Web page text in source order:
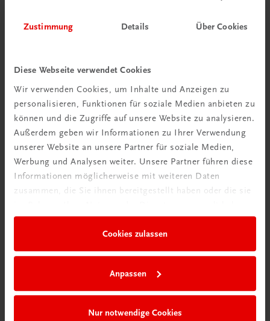
Zustimmung Details Über Cookies
Diese Webseite verwendet Cookies
Wir verwenden Cookies, um Inhalte und Anzeigen zu
personalisieren, Funktionen für soziale Medien anbieten zu
können und die Zugriffe auf unsere Website zu analysieren.
Außerdem geben wir Informationen zu Ihrer Verwendung
unserer Website an unsere Partner für soziale Medien,
Werbung und Analysen weiter. Unsere Partner führen diese
Informationen möglicherweise mit weiteren Daten
zusammen, die Sie ihnen bereitgestellt haben oder die sie
Cookies zulassen
Anpassen
Nur notwendige Cookies
Das große Buch vom Fleisch
Produkte – Handwerk – Rezepte
€ 91,90